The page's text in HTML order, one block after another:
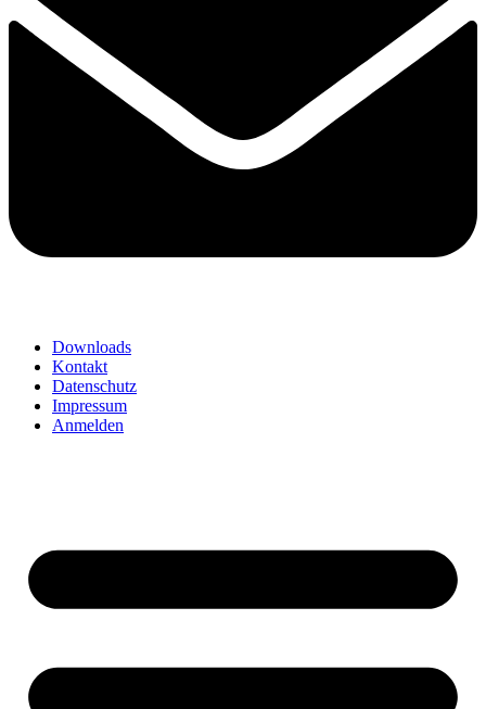
Downloads
Kontakt
Datenschutz
Impressum
Anmelden